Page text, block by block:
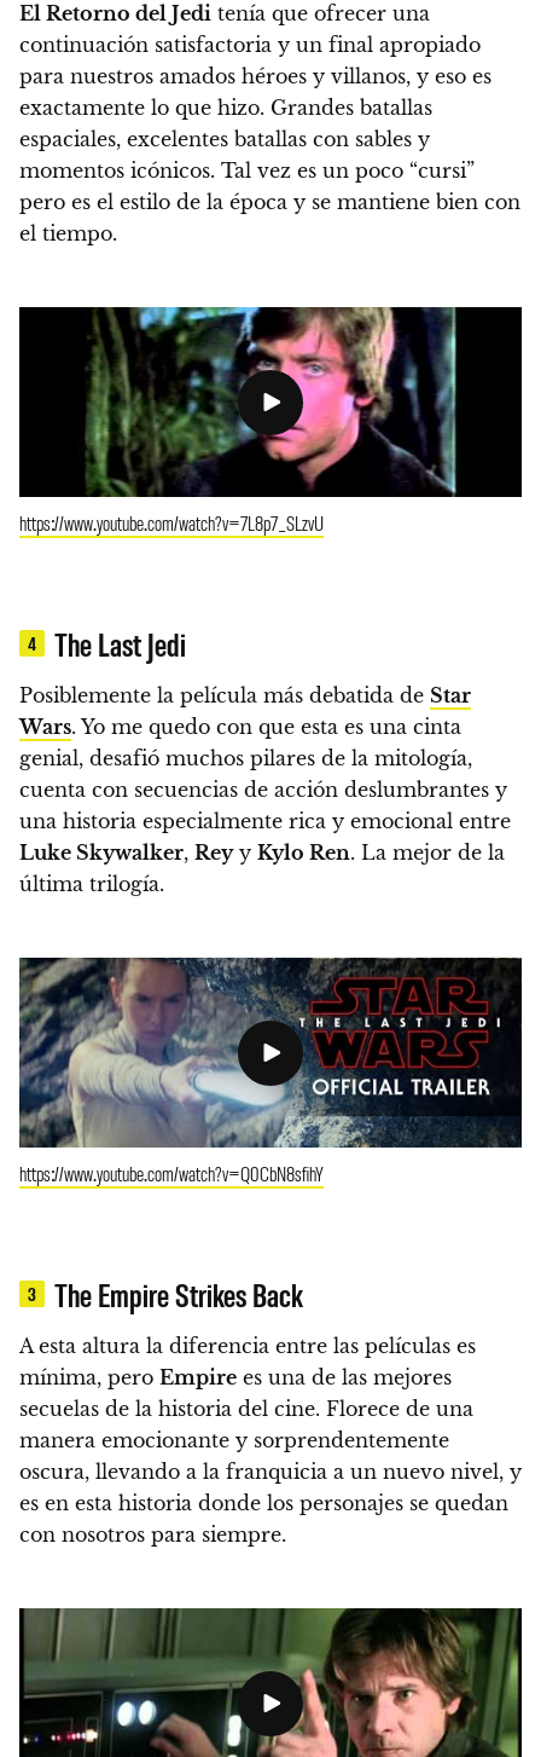
El Retorno del Jedi tenía que ofrecer una
continuación satisfactoria y un final apropiado
para nuestros amados héroes y villanos, y eso es
exactamente lo que hizo. Grandes batallas
espaciales, excelentes batallas con sables y
momentos icónicos. Tal vez es un poco “cursi”
pero es el estilo de la época y se mantiene bien con
el tiempo.
https://www.youtube.com/watch?v=7L8p7_SLzvU
4 The Last Jedi
Posiblemente la película más debatida de Star
Wars. Yo me quedo con que esta es una cinta
genial, desafió muchos pilares de la mitología,
cuenta con secuencias de acción deslumbrantes y
una historia especialmente rica y emocional entre
Luke Skywalker, Reyy Kylo Ren. La mejor de la
última trilogía.
https://www.youtube.com/watch?v=Q0CbN8sfihY
3 The Empire Strikes Back
A esta altura la diferencia entre las películas es
mínima, pero Empire es una de las mejores
secuelas de la historia del cine. Florece de una
manera emocionante y sorprendentemente
oscura, llevando a la franquicia a un nuevo nivel, y
es en esta historia donde los personajes se quedan
con nosotros para siempre.